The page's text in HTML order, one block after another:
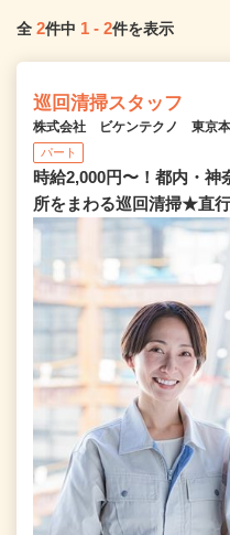
全 2件中 1 - 2件を表示
巡回清掃スタッフ
株式会社 ビケンテクノ 東京
パート
時給2,000円〜！都内・
所をまわる巡回清掃★直